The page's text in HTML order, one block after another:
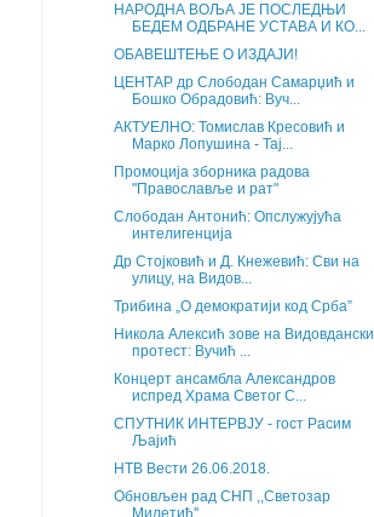
НАРОДНА ВОЉА ЈЕ ПОСЛЕДЊИ
БЕДЕМ ОДБРАНЕ УСТАВА И КО...
ОБАВЕШТЕЊЕ О ИЗДАЈИ!
ЦЕНТАР др Слободан Самарџић и
Бошко Обрадовић: Вуч...
АКТУЕЛНО: Томислав Кресовић и
Марко Лопушина - Тај...
Промоција зборника радова
"Православље и рат"
Слободан Антонић: Опслужујућа
интелигенција
Др Стојковић и Д. Кнежевић: Сви на
улицу, на Видов...
Трибина „О демократији код Срба”
Никола Алексић зове на Видовдански
протест: Вучић ...
Концерт ансамбла Александров
испред Храма Светог С...
СПУТНИК ИНТЕРВЈУ - гост Расим
Љајић
НТВ Вести 26.06.2018.
Обновљен рад СНП ,,Светозар
Милетић''